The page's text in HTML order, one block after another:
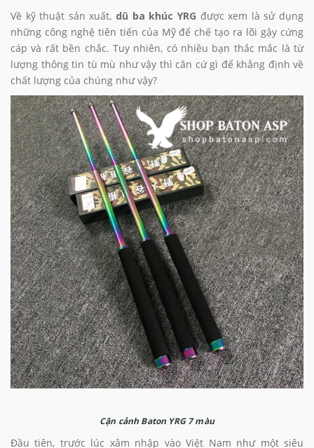
Về kỹ thuật sản xuất, dũ ba khúc YRG được xem là sử dụng
những công nghệ tiên tiến của Mỹ để chế tạo ra lõi gậy cứng
cáp và rất bền chắc. Tuy nhiên, có nhiều bạn thắc mắc là từ
lượng thông tin tù mù như vậy thì căn cứ gì để khẳng định về
chất lượng của chúng như vậy?
Cận cảnh Baton YRG 7 màu
Đầu tiên, trước lúc xâm nhập vào Việt Nam như một siêu